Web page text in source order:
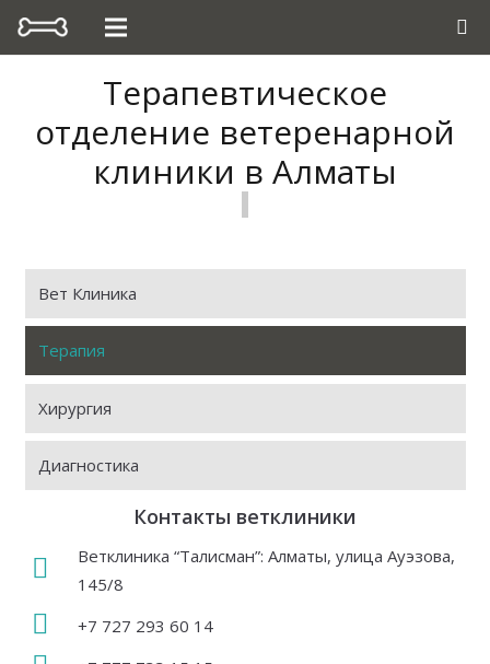
Терапевтическое
отделение ветеренарной
клиники в Алматы
Вет Клиника
Терапия
Хирургия
Диагностика
Контакты ветклиники
Ветклиника “Талисман”: Алматы, улица Ауэзова,
145/8
+7 727 293 60 14